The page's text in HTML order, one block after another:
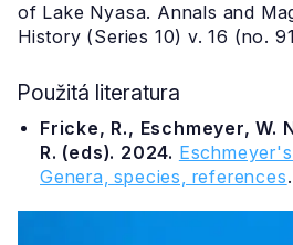
of Lake Nyasa. Annals and
History (Series 10) v. 16 (no.
Použitá literatura
Fricke, R., Eschmeyer, W.
R. (eds). 2024.
Genera, species, references